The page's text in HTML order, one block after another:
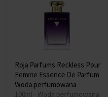
Roja Parfums Reckless Pour
Femme Essence De Parfum
Woda perfumowana
100ml - Woda perfumowana